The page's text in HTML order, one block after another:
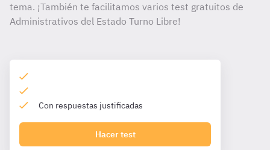
tema. ¡También te facilitamos varios test gratuitos de
Administrativos del Estado Turno Libre!
Con respuestas justificadas
Hacer test